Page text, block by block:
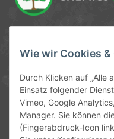
Wie wir Cookies &
Durch Klicken auf „Alle
Einsatz folgender
Vimeo, Google
Manager. Sie können
(Fingerabdruck-Icon
Service-Hotline
09372 / 70 80 90
Mo-Fr, 09:00-12:00 |
Hinter den
63906 Erlenbach